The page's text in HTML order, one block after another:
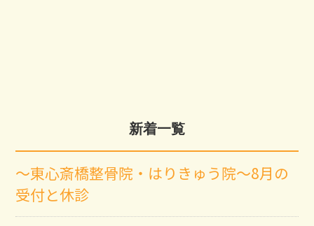
新着一覧
～東心斎橋整骨院・はりきゅう院～8月の
受付と休診